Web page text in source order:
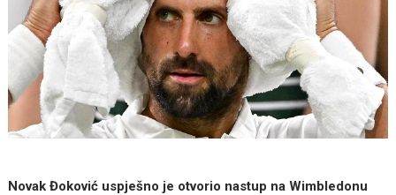
Novak Đoković uspješno je otvorio nastup na Wimbledonu